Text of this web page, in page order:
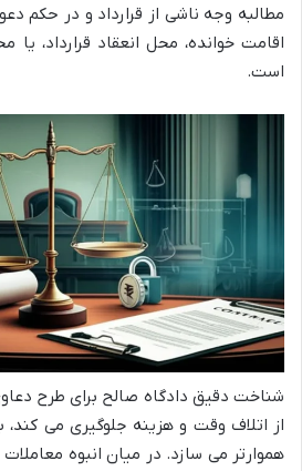
مطالبه وجه ناشی از قرارداد و در حکم
اقامت خوانده، محل انعقاد قرارداد،
است.
شناخت دقیق دادگاه صالح برای طرح
از اتلاف وقت و هزینه جلوگیری می
هموارتر می سازد. در میان انبوه